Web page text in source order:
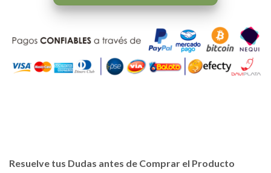
Resuelve tus Dudas antes de Comprar el Producto